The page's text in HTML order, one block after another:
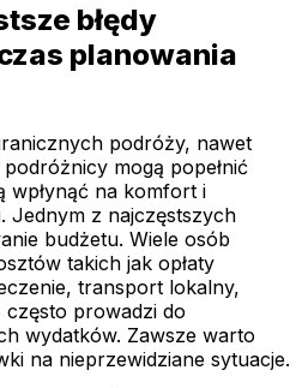
błędy
planowania
podróży, nawet
mogą popełnić
wpłynąć na komfort i
Jednym z najczęstszych
budżetu. Wiele osób
takich jak opłaty
transport lokalny,
często prowadzi do
wydatków. Zawsze warto
na nieprzewidziane sytuacje.